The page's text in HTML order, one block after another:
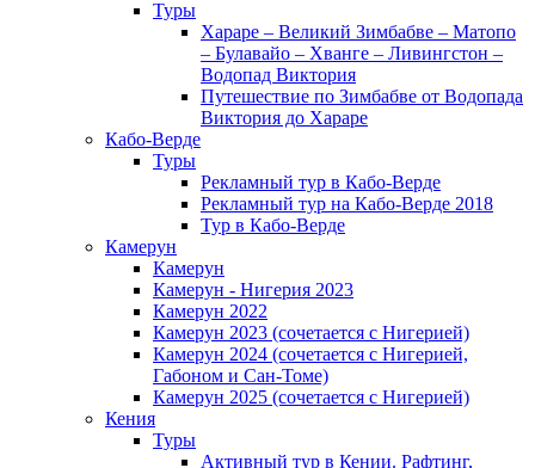
Туры
Хараре – Великий Зимбабве – Матопо
– Булавайо – Хванге – Ливингстон –
Водопад Виктория
Путешествие по Зимбабве от Водопада
Виктория до Хараре
Кабо-Верде
Туры
Рекламный тур в Кабо-Верде
Рекламный тур на Кабо-Верде 2018
Тур в Кабо-Верде
Камерун
Камерун
Камерун - Нигерия 2023
Камерун 2022
Камерун 2023 (сочетается с Нигерией)
Камерун 2024 (сочетается с Нигерией,
Габоном и Сан-Томе)
Камерун 2025 (сочетается с Нигерией)
Кения
Туры
Активный тур в Кении. Рафтинг,